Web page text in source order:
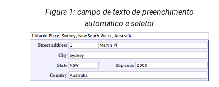
Figura 1: campo de texto de preenchimento
automático e seletor